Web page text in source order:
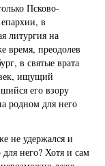
Псково-
в
литургия на
время, преодолев
в святые врата
ищущий
его взору
родном для него
не удержался и
него? Хотя и сам